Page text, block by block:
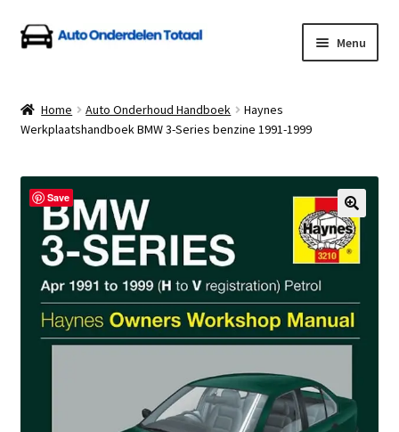
Ga
door
navigatie
Ga
naar
inhoud
Menu
Algemene Voorwaarden
Auto Onderdelen Shop
Betalen en Verzenden
Contact
Home Auto Onderhoud Handboek
Haynes
Werkplaatshandboek BMW 3-Series benzine 1991-1999
Save